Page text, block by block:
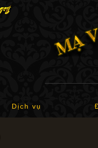
Dịch vụ